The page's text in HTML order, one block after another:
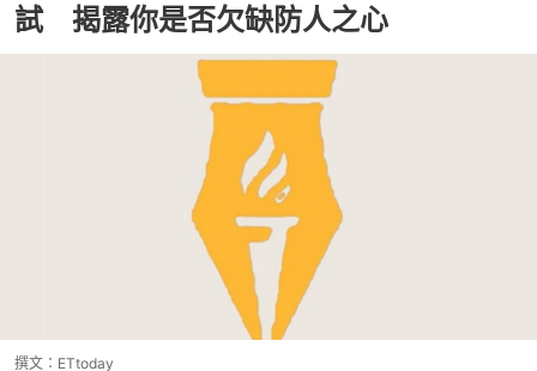
試 揭露你是否欠缺防人之心
撰文： ETtoday